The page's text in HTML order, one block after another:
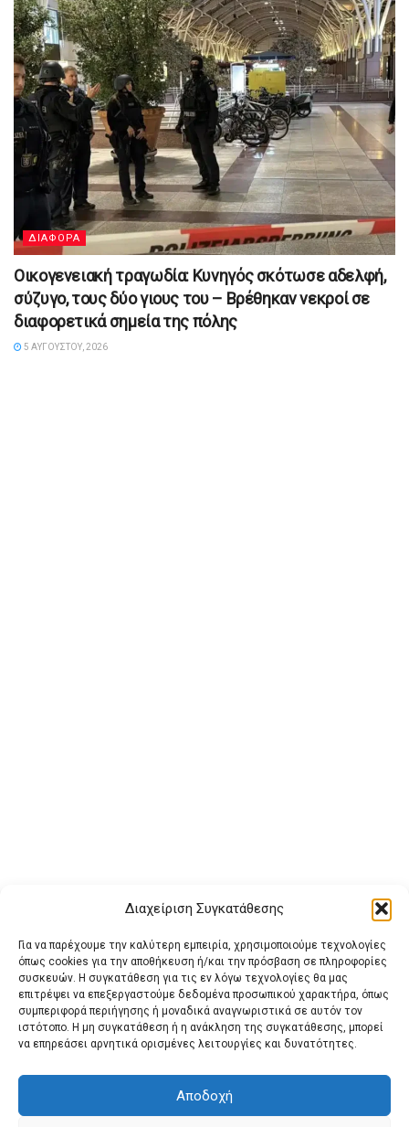
Διαχείριση Συγκατάθεσης
Για να παρέχουμε την καλύτερη εμπειρία, χρησιμοποιούμε τεχνολογίες
όπως cookies για την αποθήκευση ή/και την πρόσβαση σε πληροφορίες
συσκευών. Η συγκατάθεση για τις εν λόγω τεχνολογίες θα μας
επιτρέψει να επεξεργαστούμε δεδομένα προσωπικού χαρακτήρα, όπως
συμπεριφορά περιήγησης ή μοναδικά αναγνωριστικά σε αυτόν τον
ιστότοπο. Η μη συγκατάθεση ή η ανάκληση της συγκατάθεσης, μπορεί
να επηρεάσει αρνητικά ορισμένες λειτουργίες και δυνατότητες.
Αποδοχή
ΔΙΑΦΟΡΑ
Οικογενειακή τραγωδία: Κυνηγός σκότωσε αδελφή,
σύζυγο, τους δύο γιους του – Βρέθηκαν νεκροί σε
διαφορετικά σημεία της πόλης
5 ΑΥΓΟΎΣΤΟΥ, 2026
Buy Adspace ΑΡΧΙΚΗ ΕΠΙΚΟΙΝΩΝΙΑ
ΟΡΟΙ ΧΡΗΣΗΣ